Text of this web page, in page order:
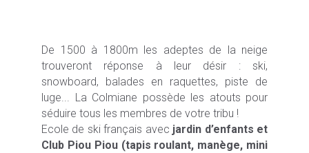
De 1500 à 1800m les adeptes de la neige
trouveront réponse à leur désir : ski,
snowboard, balades en raquettes, piste de
luge... La Colmiane possède les atouts pour
séduire tous les membres de votre tribu !
Ecole de ski français avec jardin d’enfants et
Club Piou Piou (tapis roulant, manège, mini